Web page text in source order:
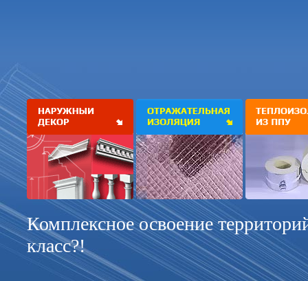
Комплексное освоение
класс?!